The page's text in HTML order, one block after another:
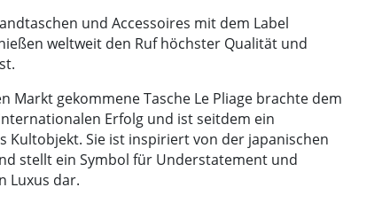
und Accessoires mit dem Label
weltweit den Ruf höchster Qualität und
Markt gekommene Tasche Le Pliage brachte dem
Erfolg und ist seitdem ein
Kultobjekt. Sie ist inspiriert von der japanischen
stellt ein Symbol für Understatement und
Luxus dar.